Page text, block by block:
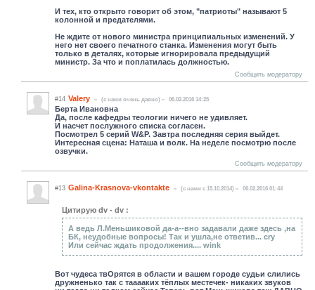
И тех, кто открыто говорит об этом, "патриоты" называют 5
колонной и предателями.
Не ждите от нового министра принципиальных изменений. У
него нет своего печатного станка. Изменения могут быть
только в деталях, которые игнорировала предыдущий
министр. За что и поплатилась должностью.
Сообщить модератору
#14 Valery (c нами очень давно) 06.02.2016 14:25
Берта Ивановна
Да, после кафедры теологии ничего не удивляет.
И насчет послужного списка согласен.
Посмотрел 5 серий W&P. Завтра последняя серия выйдет.
Интересная сцена: Наташа и волк. На неделе посмотрю после
озвучки.
Сообщить модератору
#13 Galina-Krasnova-vkontakte (c нами с 15.10.2014) 06.02.2016 01:44
Цитирую dv - dv :
А ведь Л.Меньшиковой да-а--вно задавали даже здесь ,на
БК, неудобные вопросы! Так и ушла,не ответив... cry
Или сейчас ждать продолжения.... wink
Вот чудеса твОрятся в области и вашем городе судьи слились
дружненько так с тааааких тёплых местечек- никаких звуков